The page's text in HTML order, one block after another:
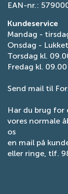
EAN-nr.:
Kundeservice
Mandag -
Onsdag -
Torsdag kl.
Fredag kl.
Send mail til
Har du brug for
vores normale
os
en mail på
eller ringe, tlf.